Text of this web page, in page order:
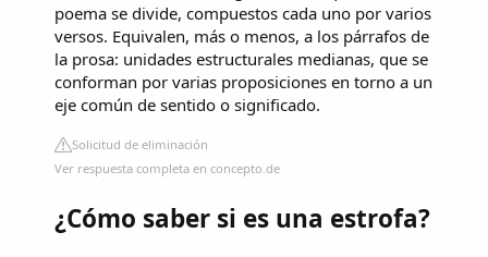
poema se divide, compuestos cada uno por varios
versos. Equivalen, más o menos, a los párrafos de
la prosa: unidades estructurales medianas, que se
conforman por varias proposiciones en torno a un
eje común de sentido o significado.
Solicitud de eliminación
Ver respuesta completa en concepto.de
¿Cómo saber si es una estrofa?